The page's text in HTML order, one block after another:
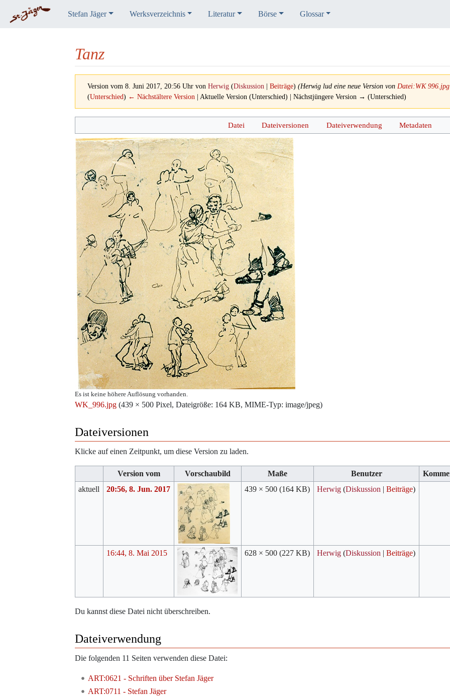
Stefan Jäger Werksverzeichnis Literatur Börse Glossar
Tanz
Version vom 8. Juni 2017, 20:56 Uhr von Herwig (Diskussion Beiträge) (Herwig lud eine neue Version von Datei:WK 996.jpg
(Unterschied) ← Nächstältere Version | Aktuelle Version (Unterschied) | Nächstjüngere Version → (Unterschied)
Datei Dateiversionen Dateiverwendung Metadaten
Es ist keine höhere Auflösung vorhanden.
WK_996.jpg (439 × 500 Pixel, Dateigröße: 164 KB, MIME-Typ: image/jpeg)
Dateiversionen
Klicke auf einen Zeitpunkt, um diese Version zu laden.
Version vom Vorschaubild Maße Benutzer
aktuell
20:56, 8. Jun. 2017 439 × 500(164 KB) Herwig (Diskussion |Beiträge)
16:44, 8. Mai 2015 628 × 500(227 KB) Herwig (Diskussion |Beiträge)
Du kannst diese Datei nicht überschreiben.
Dateiverwendung
Die folgenden 11 Seiten verwenden diese Datei:
ART:0621 - Schriften über Stefan Jäger
ART:0711 - Stefan Jäger